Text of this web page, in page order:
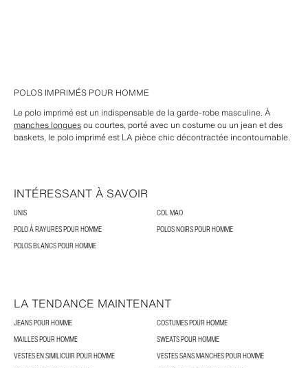
POLOS IMPRIMÉS POUR HOMME
Le polo imprimé est un indispensable de la garde-robe masculine. À
manches longuesou courtes, porté avec un costume ou un jean et des
baskets, le polo imprimé est LA pièce chic décontractée incontournable.
INTÉRESSANT À SAVOIR
UNIS
COL MAO
POLO À RAYURES POUR HOMME
POLOS NOIRS POUR HOMME
POLOS BLANCS POUR HOMME
LA TENDANCE MAINTENANT
JEANS POUR HOMME
COSTUMES POUR HOMME
MAILLES POUR HOMME
SWEATS POUR HOMME
VESTES EN SIMILICUIR POUR HOMME
VESTES SANS MANCHES POUR HOMME